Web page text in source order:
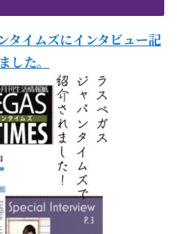
イムズにインタビュー記
した。